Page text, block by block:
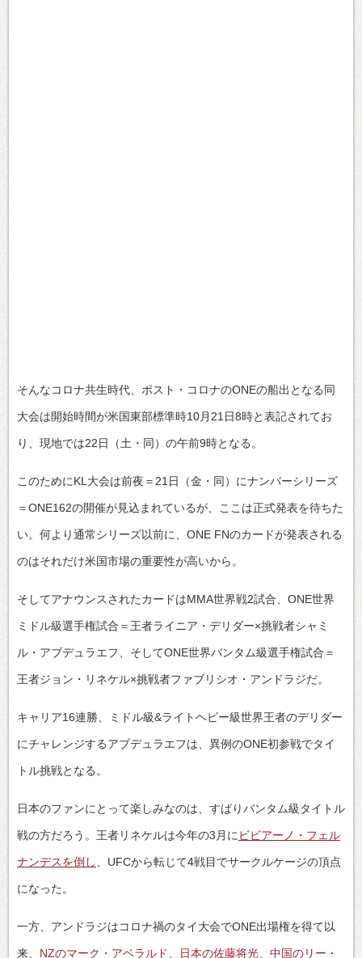
そんなコロナ共生時代、ポスト・コロナのONEの船出となる同
大会は開始時間が米国東部標準時10月21日8時と表記されてお
り、現地では22日（土・同）の午前9時となる。
このためにKL大会は前夜＝21日（金・同）にナンバーシリーズ
＝ONE162の開催が見込まれているが、ここは正式発表を待ちた
い。何より通常シリーズ以前に、ONE FNのカードが発表される
のはそれだけ米国市場の重要性が高いから。
そしてアナウンスされたカードはMMA世界戦2試合、ONE世界
ミドル級選手権試合＝王者ライニア・デリダー×挑戦者シャミ
ル・アブデュラエフ、そしてONE世界バンタム級選手権試合＝
王者ジョン・リネケル×挑戦者ファブリシオ・アンドラジだ。
キャリア16連勝、ミドル級&ライトヘビー級世界王者のデリダー
にチャレンジするアブデュラエフは、異例のONE初参戦でタイ
トル挑戦となる。
日本のファンにとって楽しみなのは、すばりバンタム級タイトル
戦の方だろう。王者リネケルは今年の3月に ビビアーノ・フェル
ナンデスを倒し 、UFCから転じて4戦目でサークルケージの頂点
になった。
一方、アンドラジはコロナ禍のタイ大会でONE出場権を得て以
来、 NZのマーク・アベラルド 日本の佐藤将光 中国のリー・